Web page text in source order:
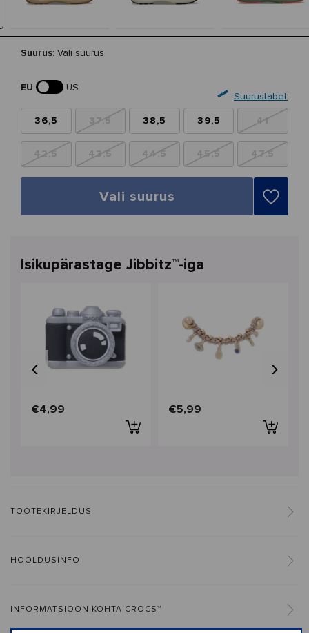
Suurus: Vali suurus
EU
US
Suurustabel:
36,5 37,5 38,5 39,5 41
42,5 43,5 44,5 45,5 47,5
Vali suurus
Isikupärastage Jibbitz™-iga
€4,99 €5,99
‹ ›
TOOTEKIRJELDUS
HOOLDUSINFO
INFORMATSIOON KOHTA CROCS™